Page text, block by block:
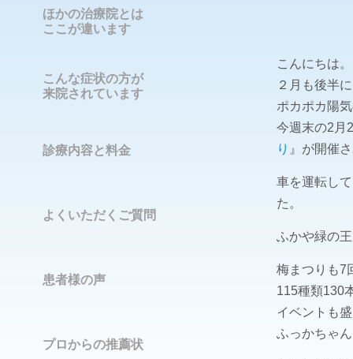
こんにちは。
２月も後半
ポカポカ陽
今週末の2月
り 』が開催
車を運転し
た。
ふかや緑の
梅まつりも7
115種類130
イベントも
ふっかちゃ
ほかの治療院とは
ここが違います
こんな症状の方が
来院されています
診療内容と料金
よくいただくご質問
患者様の声
プロからの推薦状